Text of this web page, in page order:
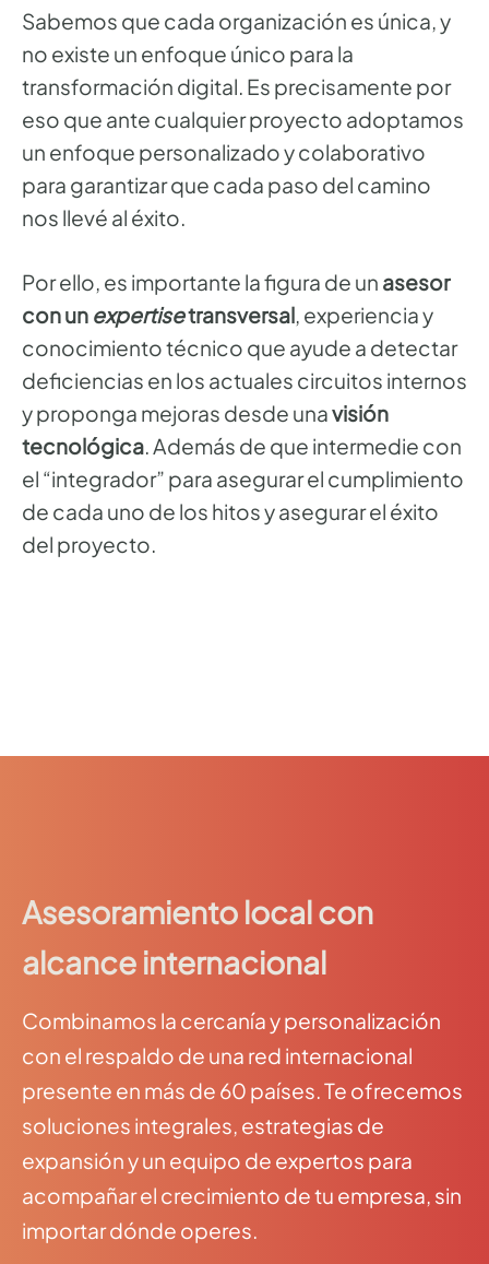
Sabemos que cada organización es única, y
no existe un enfoque único para la
transformación digital. Es precisamente por
eso que ante cualquier proyecto adoptamos
un enfoque personalizado y colaborativo
para garantizar que cada paso del camino
nos llevé al éxito.
Por ello, es importante la figura de un asesor
con un expertisetransversal , experiencia y
conocimiento técnico que ayude a detectar
deficiencias en los actuales circuitos internos
y proponga mejoras desde unavisión
tecnológica . Además de que intermedie con
el “integrador” para asegurar el cumplimiento
de cada uno de los hitos y asegurar el éxito
del proyecto.
Asesoramiento local con
alcance internacional
Combinamos la cercanía y personalización
con el respaldo de una red internacional
presente en más de 60 países. Te ofrecemos
soluciones integrales, estrategias de
expansión y un equipo de expertos para
acompañar el crecimiento de tu empresa, sin
importar dónde operes.